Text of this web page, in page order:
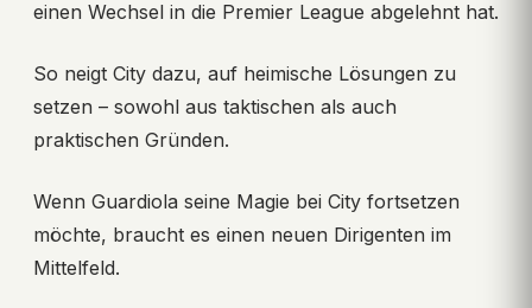
einen Wechsel in die Premier League abgelehnt hat.
So neigt City dazu, auf heimische Lösungen zu
setzen – sowohl aus taktischen als auch
praktischen Gründen.
Wenn Guardiola seine Magie bei City fortsetzen
möchte, braucht es einen neuen Dirigenten im
Mittelfeld.